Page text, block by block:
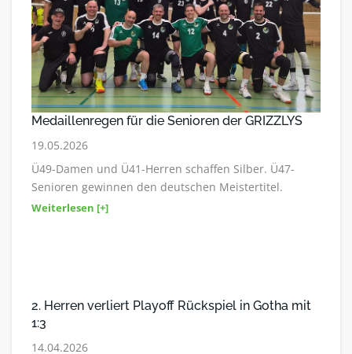
Medaillenregen für die Senioren der GRIZZLYS
19.05.2026
Ü49-Damen und Ü41-Herren schaffen Silber. Ü47-
Senioren gewinnen den deutschen Meistertitel.
Weiterlesen [+]
2. Herren verliert Playoff Rückspiel in Gotha mit
1:3
14.04.2026